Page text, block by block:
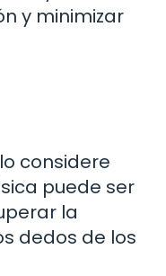
y minimizar
considere
puede ser
la
dedos de los